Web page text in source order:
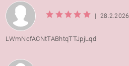
| 28.2.2026
LWmNcfACNtTABhtqTTJpjLqd